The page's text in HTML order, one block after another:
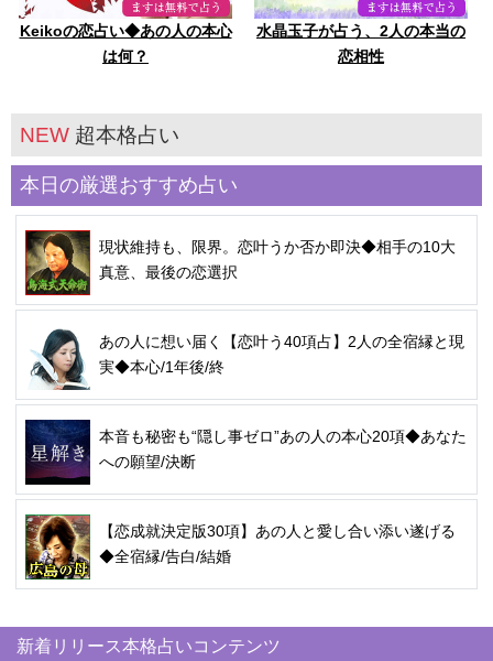
Keikoの恋占い◆あの人の本心
は何？
水晶玉子が占う、2人の本当の
恋相性
NEW 超本格占い
本日の厳選おすすめ占い
現状維持も、限界。恋叶うか否か即決◆相手の10大
真意、最後の恋選択
あの人に想い届く【恋叶う40項占】2人の全宿縁と現
実◆本心/1年後/終
本音も秘密も“隠し事ゼロ”あの人の本心20項◆あなた
への願望/決断
【恋成就決定版30項】あの人と愛し合い添い遂げる
◆全宿縁/告白/結婚
新着リリース本格占いコンテンツ